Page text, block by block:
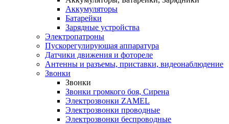
Аккумуляторы
Батарейки
Зарядные устройства
Электропатроны
Пускорегулирующая аппаратура
Датчики движения и фотореле
Антенны и разъемы, приставки, видеонаблюдение
Звонки
Звонки
Звонки громкого боя, Сирена
Электрозвонки ZAMEL
Электрозвонки проводные
Электрозвонки беспроводные